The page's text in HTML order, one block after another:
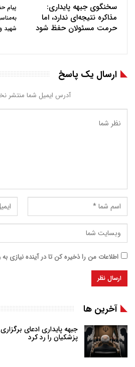
سخنگوی جبهه پایداری:
مذاکره نتیجه‌ای ندارد، اما
حرمت مسئولان حفظ شود
پیام
شهید
ارسال یک پاسخ
آدرس ایمیل شما منتشر
اطلاعات من را ذخیره کن تا در آینده نیازی
آخرین ها
جبهه پایداری ادعای
پزشکیان را رد کرد